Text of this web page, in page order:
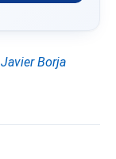
Javier Borja